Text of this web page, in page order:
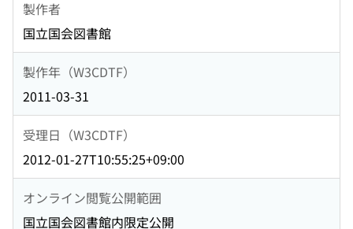
製作者
国立国会図書館
製作年（W3CDTF）
2011-03-31
受理日（W3CDTF）
2012-01-27T10:55:25+09:00
オンライン閲覧公開範囲
国立国会図書館内限定公開